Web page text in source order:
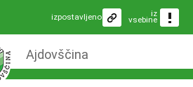
iz
vsebine
izpostavljeno
Ajdovščina